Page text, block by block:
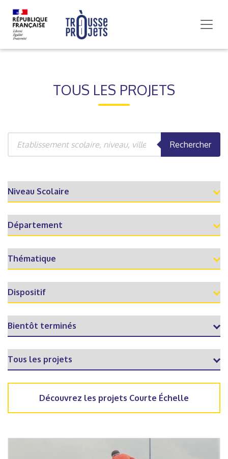
TOUS LES PROJETS
Rechercher
Découvrez les projets Courte Échelle